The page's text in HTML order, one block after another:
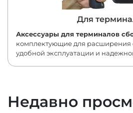
Для
Аксессуары для терминалов
комплектующие для расширения
удобной эксплуатации и
Недавно